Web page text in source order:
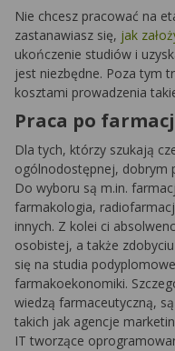
Nie chcesz pracować na
zastanawiasz się, jak
ukończenie studiów i
jest niezbędne. Poza tym
kosztami prowadzenia
Praca po
Dla tych, którzy szukają
ogólnodostępnej, dobrym
Do wyboru są m.in.
farmakologia,
innych. Z kolei ci
osobistej, a także
się na studia
farmakoekonomiki.
wiedzą farmaceutyczną,
takich jak agencje
IT tworzące